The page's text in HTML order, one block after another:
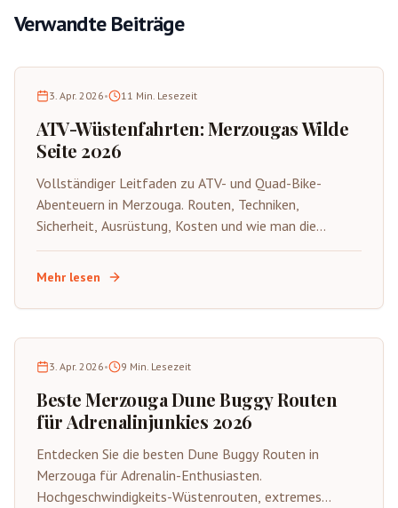
Verwandte Beiträge
3. Apr. 2026• 11 Min. Lesezeit
ATV-Wüstenfahrten: Merzougas Wilde
Seite 2026
Vollständiger Leitfaden zu ATV- und Quad-Bike-
Abenteuern in Merzouga. Routen, Techniken,
Sicherheit, Ausrüstung, Kosten und wie man die
aufregende wilde Seite der Sahara auf vier Rädern
erlebt.
Mehr lesen
3. Apr. 2026• 9 Min. Lesezeit
Beste Merzouga Dune Buggy Routen
für Adrenalinjunkies 2026
Entdecken Sie die besten Dune Buggy Routen in
Merzouga für Adrenalin-Enthusiasten.
Hochgeschwindigkeits-Wüstenrouten, extremes